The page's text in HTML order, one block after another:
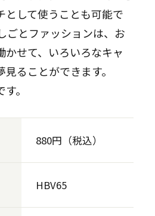
として使うことも可能で
ごとファッションは、お
かせて、いろいろなキャ
ることができます。
。
880円（税込）
HBV65